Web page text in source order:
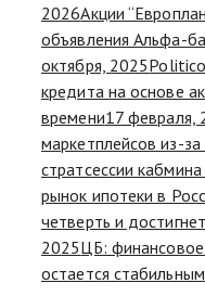
2026Акции
объявления Альфа-
октября, 2025
кредита на основе
времени17 февраля,
маркетплейсов из-
стратсессии
рынок ипотеки в
четверть и
2025ЦБ: финансовое
остается стабильным